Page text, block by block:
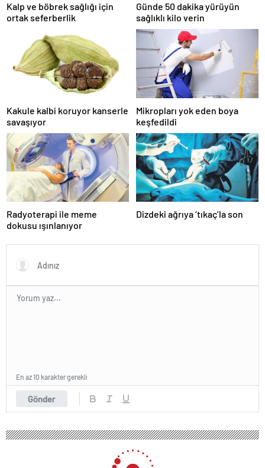
Kalp ve böbrek sağlığı için
ortak seferberlik
Günde 50 dakika yürüyün
sağlıklı kilo verin
Kakule kalbi koruyor kanserle
savaşıyor
Mikropları yok eden boya
keşfedildi
Radyoterapi ile meme
dokusu ışınlanıyor
Dizdeki ağrıya ‘tıkaç’la son
Gönder
En az 10 karakter gerekli